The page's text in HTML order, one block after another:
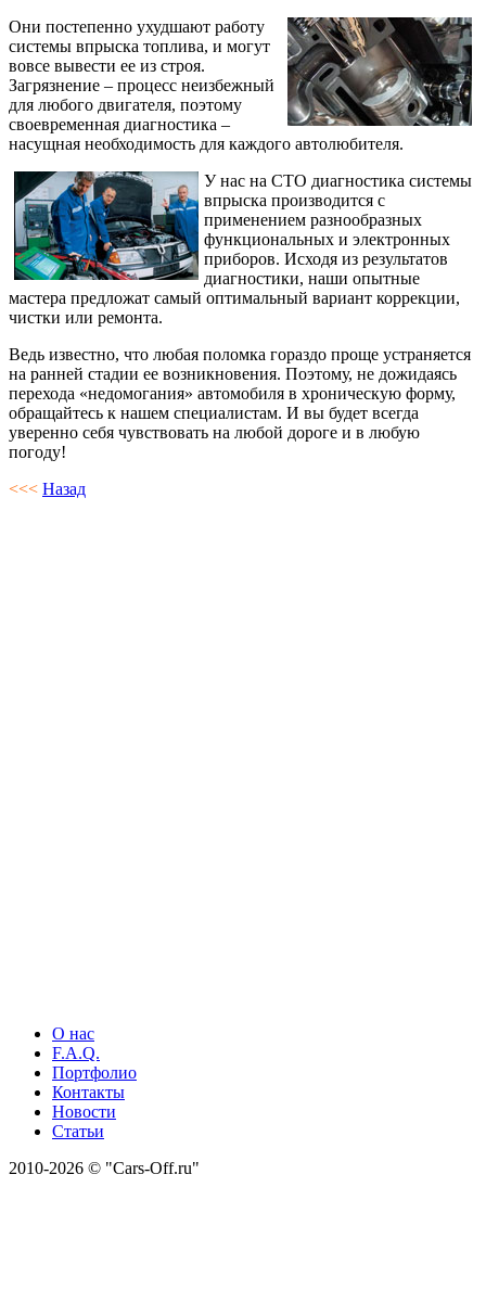
Они постепенно ухудшают работу
системы впрыска топлива, и могут
вовсе вывести ее из строя.
Загрязнение – процесс неизбежный
для любого двигателя, поэтому
своевременная диагностика –
насущная необходимость для каждого автолюбителя.
У нас на СТО диагностика системы
впрыска производится с
применением разнообразных
функциональных и электронных
приборов. Исходя из результатов
диагностики, наши опытные
мастера предложат самый оптимальный вариант коррекции,
чистки или ремонта.
Ведь известно, что любая поломка гораздо проще устраняется
на ранней стадии ее возникновения. Поэтому, не дожидаясь
перехода «недомогания» автомобиля в хроническую форму,
обращайтесь к нашем специалистам. И вы будет всегда
уверенно себя чувствовать на любой дороге и в любую
погоду!
<<< Назад
О нас
F.A.Q.
Портфолио
Контакты
Новости
Статьи
2010-2026 © "Cars-Off.ru"